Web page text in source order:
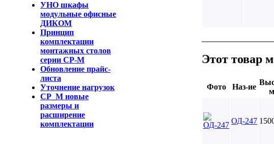
УНО шкафы
модульные офисные
ДИКОМ
Принцип
комплектации
монтажных столов
серии СР-М
Обновление прайс-
листа
Уточнение нагрузок
СР_М новые
размеры и
расширение
комплектации
Этот товар
Фото Наз-ие
ОД-247